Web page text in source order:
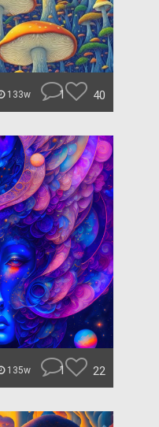
133w 1 40
135w 1 22